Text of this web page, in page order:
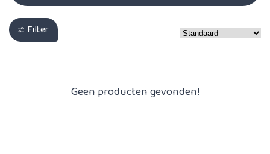
Filter
Geen producten gevonden!